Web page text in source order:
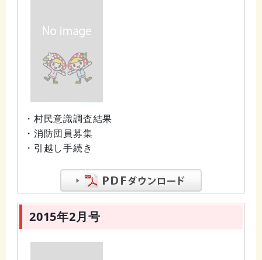
・村民意識調査結果
・消防団員募集
・引越し手続き
2015年2月号